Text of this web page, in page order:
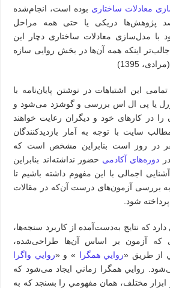
معادلات ساختاری بوده است، انجام‌شده
از 78 درصد پژوهش‌ها دریکی یا حتی همه مراحل
با مدل‌سازی معادلات ساختاری دچار این
جالب‌تر اینکه همه آن‌ها در بخش روایی سازه
1395)
این اشتباهات در نوشتن پایان‌نامه با
یا پی ال اس بررسی و گوشزد می‌شود و
در کارهای خود و دیگران رعایت خواهند
سایت با توجه به آمار بازدیدکنندگان
بیش از 4000 نفر در روز است بنابراین مشخص است که
دوره‌های آکادمی حضور نداشته‌اند بنابراین
اجمالی با این مفهوم داشته باشیم تا
به بررسی آزمون‌های درست آن‌که در مقالات
شود.
دارد كه نتايج به‌دست‌آمده از كاربرد سنجه‌ها،
كه آزمون بر اساس آن‌ها طراحی‌شده،
از طريق «روايي همگرا » و «روايي واگرا
روايي همگرا زماني ايجاد می‌شود كه
مختلف، همان مفهومي را بسنجد كه به